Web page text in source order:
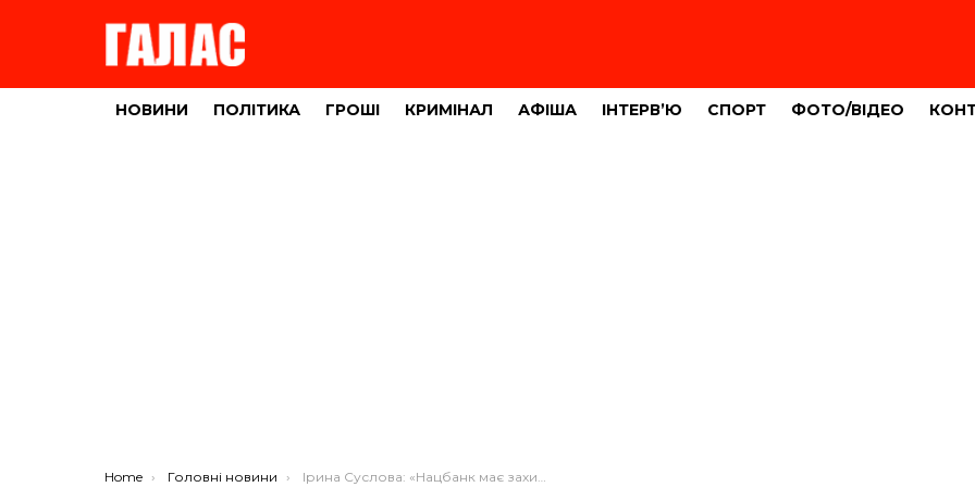
НОВИНИ ПОЛІТИКА ГРОШІ КРИМІНАЛ АФІША ІНТЕРВ’Ю СПОРТ ФОТО/ВІДЕО
You are here:
Home Головні новини Ірина Суслова: «Нацбанк має захистити українців від боргових ям мікрокредитних установ»